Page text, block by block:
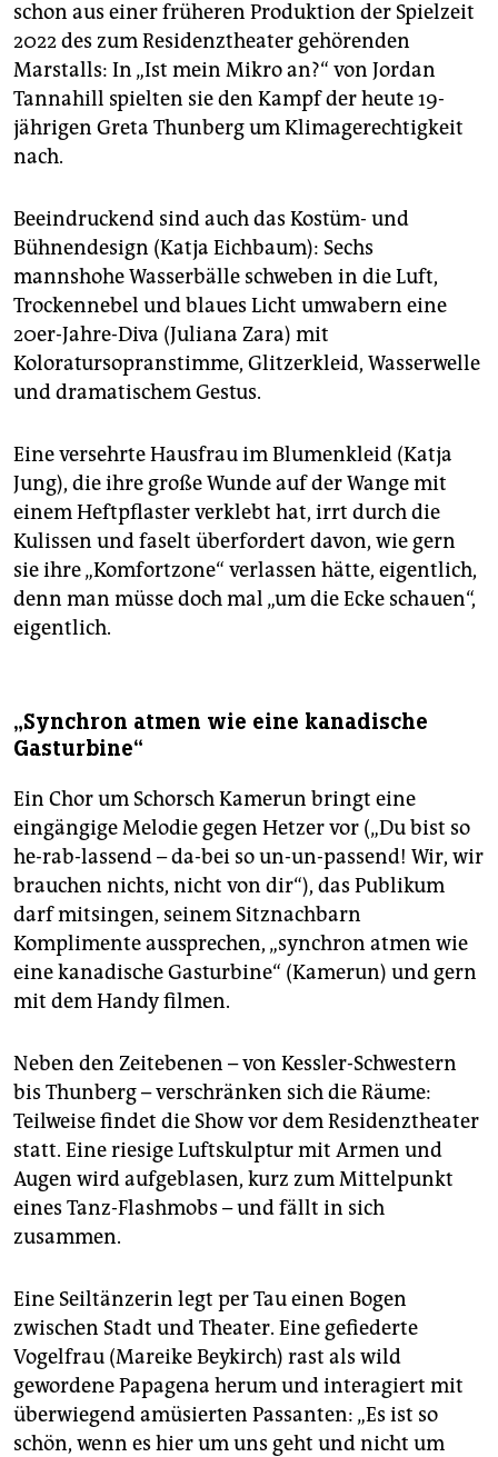
schon aus einer früheren Produktion der Spielzeit
2022 des zum Residenztheater gehörenden
Marstalls: In „Ist mein Mikro an?“ von Jordan
Tannahill spielten sie den Kampf der heute 19-
jährigen Greta Thunberg um Klima­gerechtigkeit
nach.
Beeindruckend sind auch das Kostüm- und
Bühnendesign (Katja Eichbaum): Sechs
mannshohe Wasserbälle schweben in die Luft,
Trockennebel und blaues Licht umwabern eine
20er-Jahre-Diva (Juliana Zara) mit
Koloratursopranstimme, Glitzerkleid, Wasserwelle
und dramatischem Gestus.
Eine versehrte Hausfrau im Blumenkleid (Katja
Jung), die ihre große Wunde auf der Wange mit
einem Heftpflaster verklebt hat, irrt durch die
Kulissen und faselt überfordert davon, wie gern
sie ihre „Komfortzone“ verlassen hätte, eigentlich,
denn man müsse doch mal „um die Ecke schauen“,
eigentlich.
„Synchron atmen wie eine kanadische
Gasturbine“
Ein Chor um Schorsch Kamerun bringt eine
eingängige Melodie gegen Hetzer vor („Du bist so
he-rab-lassend – da-bei so un-un-passend! Wir, wir
brauchen nichts, nicht von dir“), das Publikum
darf mitsingen, seinem Sitznachbarn
Komplimente aussprechen, „synchron atmen wie
eine kanadische Gasturbine“ (Kamerun) und gern
mit dem Handy filmen.
Neben den Zeitebenen – von Kessler-Schwestern
bis Thunberg – verschränken sich die Räume:
Teilweise findet die Show vor dem Residenztheater
statt. Eine riesige Luftskulptur mit Armen und
Augen wird aufgeblasen, kurz zum Mittelpunkt
eines Tanz-Flashmobs – und fällt in sich
zusammen.
Eine Seiltänzerin legt per Tau einen Bogen
zwischen Stadt und Theater. Eine gefiederte
Vogelfrau (Mareike Beykirch) rast als wild
gewordene Papagena herum und interagiert mit
überwiegend amüsierten Passanten: „Es ist so
schön, wenn es hier um uns geht und nicht um